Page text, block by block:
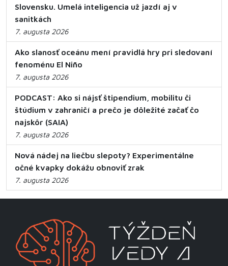
Slovensku. Umelá inteligencia už jazdí aj v
sanitkách
7. augusta 2026
Ako slanosť oceánu mení pravidlá hry pri sledovaní
fenoménu El Niño
7. augusta 2026
PODCAST: Ako si nájsť štipendium, mobilitu či
štúdium v zahraničí a prečo je dôležité začať čo
najskôr (SAIA)
7. augusta 2026
Nová nádej na liečbu slepoty? Experimentálne
očné kvapky dokážu obnoviť zrak
7. augusta 2026